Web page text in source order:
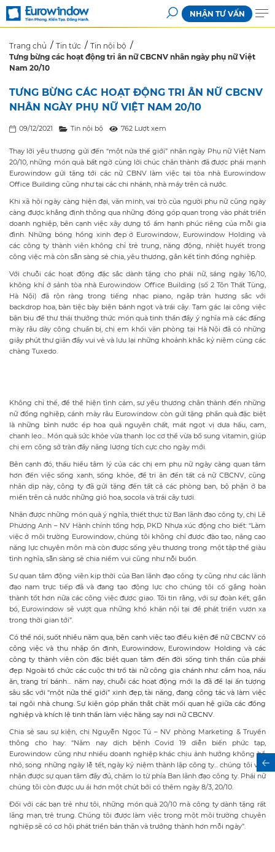
NHẬN TƯ VẤN
Trang chủ Tin tức
Tin nội bộ
Tưng bừng các hoạt động tri ân nữ CBCNV nhân ngày phụ nữ Việt
Nam 20/10
TƯNG BỪNG CÁC HOẠT ĐỘNG TRI ÂN NỮ CBCNV
NHÂN NGÀY PHỤ NỮ VIỆT NAM 20/10
09/12/2021 Tin nội bộ 762 Lượt xem
Thay lời yêu thương gửi đến “một nửa thế giới” nhân ngày Phụ nữ Việt Nam
20/10, những món quà bất ngờ cùng lời chúc chân thành đã được phái mạnh
Eurowindow gửi tặng tới các nữ CBNV làm việc tại tòa nhà Eurowindow
Office Building cũng như tại các chi nhánh, nhà máy trên cả nước.
Khi xã hội ngày càng hiện đại, văn minh, vai trò của người phụ nữ cũng ngày
càng được khẳng định thông qua những đóng góp quan trọng vào phát triển
doanh nghiệp, bên cạnh việc xây dựng tổ ấm hạnh phúc riêng của mỗi gia
đình. Những bóng hồng xinh đẹp ở Eurowindow, Eurowindow Holding và
các công ty thành viên không chỉ trẻ trung, năng động, nhiệt huyết trong
công việc mà còn sẵn sàng sẻ chia, yêu thương, gắn kết tình đồng nghiệp.
Với chuỗi các hoạt động đặc sắc dành tặng cho phái nữ, sáng ngày 16/10,
không khí ở sảnh tòa nhà Eurowindow Office Building (số 2 Tôn Thất Tùng,
Hà Nội) đã rộn ràng trong tiếng nhạc piano, ngập tràn hương sắc với
backdrop hoa, bàn tiệc bày biện bánh ngọt và trái cây. Tạm gác lại công việc
bận bịu để thư thái thưởng thức món quà tinh thần đầy ý nghĩa mà các đấng
mày râu dày công chuẩn bị, chị em khối văn phòng tại Hà Nội đã có những
giây phút thư giãn đầy vui vẻ và lưu lại những khoảnh khắc kỷ niệm cùng các
chàng Tuxedo.
Không chỉ thế, để thể hiện tình cảm, sự yêu thương chân thành đến những
nữ đồng nghiệp, cánh mày râu Eurowindow còn gửi tặng phần quà đặc biệt
là những bình nước ép hoa quả nguyên chất, mát ngọt vị dưa hấu, cam,
chanh leo... Món quà sức khỏe vừa thanh lọc cơ thể vừa bổ sung vitamin, giúp
chị em công sở tràn đầy năng lượng tích cực cho ngày mới.
Bên cạnh đó, thấu hiểu tâm lý của các chị em phụ nữ ngày càng quan tâm
hơn đến việc sống xanh, sống khỏe, để tri ân đến tất cả nữ CBCNV, cũng
nhân dịp này, công ty đã gửi tặng đến tất cả các phòng ban, bộ phận ở ba
miền trên cả nước những giỏ hoa, socola và trái cây tươi.
Nhận được những món quà ý nghĩa, thiết thực từ Ban lãnh đạo công ty, chị Lê
Phương Anh – NV Hành chính tổng hợp, PKD Nhựa xúc động cho biết: “Làm
việc ở môi trường Eurowindow, chúng tôi không chỉ được đào tạo, nâng cao
năng lực chuyên môn mà còn được sống yêu thương trong một tập thể giàu
tình nghĩa, sẵn sàng sẻ chia niềm vui cũng như nỗi buồn.
Sự quan tâm động viên kịp thời của Ban lãnh đạo công ty cũng như các lãnh
đạo nam trực tiếp đã và đang tạo động lực cho chúng tôi cố gắng hoàn
thành tốt hơn nữa các công việc được giao. Tôi tin rằng, với sự đoàn kết, gắn
bó, Eurowindow sẽ vượt qua những khó khăn nội tại để phát triển vươn xa
trong thời gian tới”.
Có thể nói, suốt nhiều năm qua, bên cạnh việc tạo điều kiện để nữ CBCNV có
công việc và thu nhập ổn định, Eurowindow, Eurowindow Holding và các
công ty thành viên còn đặc biệt quan tâm đến đời sống tinh thần của phái
đẹp. Ngoài tổ chức các cuộc thi trổ tài nữ công gia chánh như: cắm hoa, nấu
ăn, trang trí bánh… năm nay, chuỗi các hoạt động mới lạ đã để lại ấn tượng
sâu sắc với “một nửa thế giới” xinh đẹp, tài năng, đang công tác và làm việc
tại ngôi nhà chung. Sự kiện góp phần thắt chặt mối quan hệ giữa các đồng
nghiệp và khích lệ tinh thần làm việc hăng say nơi nữ CBCNV.
Chia sẻ sau sự kiện, chị Nguyễn Ngọc Tú – NV phòng Marketing & Truyền
thông cho hay: “Năm nay dịch bệnh Covid 19 diễn biến phức tạp,
Eurowindow cũng như nhiều doanh nghiệp khác chịu ảnh hưởng không hề
nhỏ, song những ngày lễ tết, ngày kỷ niệm thành lập công ty... chúng tôi vẫn
nhận được sự quan tâm đầy đủ, chăm lo từ phía Ban lãnh đạo công ty. Phái nữ
chúng tôi còn được ưu ái hơn một chút bởi có thêm ngày 8/3, 20/10.
Đối với các bạn trẻ như tôi, những món quà 20/10 mà công ty dành tặng rất
lãng mạn, trẻ trung. Chúng tôi được làm việc trong một môi trường chuyên
nghiệp sẽ có cơ hội phát triển bản thân và trưởng thành hơn mỗi ngày”.